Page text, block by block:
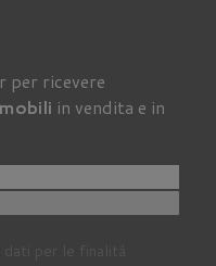
per ricevere
in vendita e in